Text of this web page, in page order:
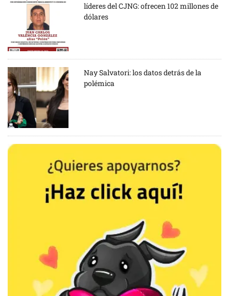
líderes del CJNG: ofrecen 102 millones de
dólares
Nay Salvatori: los datos detrás de la
polémica